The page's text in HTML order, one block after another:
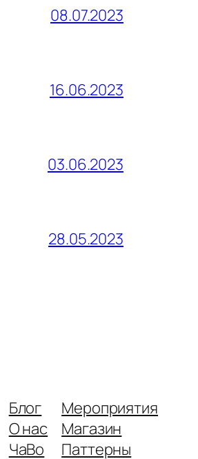
08.07.2023
16.06.2023
03.06.2023
28.05.2023
Блог
О нас
ЧаВо
Мероприятия
Магазин
Паттерны